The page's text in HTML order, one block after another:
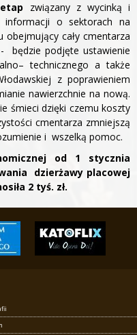
związany z wycinką i
informacji o sektorach na
obejmujący cały cmentarza
- będzie podjęte ustawienie
technicznego a także
z poprawieniem
nawierzchnie na nową.
śmieci dzięki czemu koszty
cmentarza zmniejszą
i wszelką pomoc.
od 1 stycznia
dzierżawy placowej
2 tyś. zł.